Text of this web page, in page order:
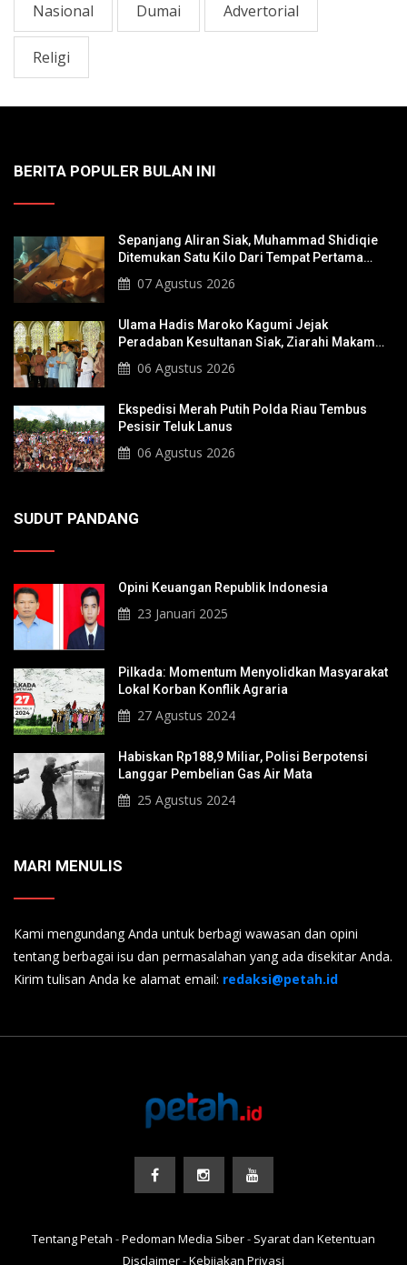
Nasional Dumai Advertorial
Religi
BERITA POPULER BULAN INI
Sepanjang Aliran Siak, Muhammad Shidiqie
Ditemukan Satu Kilo Dari Tempat Pertama
Tenggelam
07 Agustus 2026
Ulama Hadis Maroko Kagumi Jejak
Peradaban Kesultanan Siak, Ziarahi Makam
Sultan Hingga Pendiri Pekanbaru
06 Agustus 2026
Ekspedisi Merah Putih Polda Riau Tembus
Pesisir Teluk Lanus
06 Agustus 2026
SUDUT PANDANG
Opini Keuangan Republik Indonesia
23 Januari 2025
Pilkada: Momentum Menyolidkan Masyarakat
Lokal Korban Konflik Agraria
27 Agustus 2024
Habiskan Rp188,9 Miliar, Polisi Berpotensi
Langgar Pembelian Gas Air Mata
25 Agustus 2024
MARI MENULIS
Kami mengundang Anda untuk berbagi wawasan dan opini
tentang berbagai isu dan permasalahan yang ada disekitar Anda.
Kirim tulisan Anda ke alamat email: redaksi@petah.id
Tentang Petah -Pedoman Media Siber- Syarat dan Ketentuan
Disclaimer-Kebijakan Privasi